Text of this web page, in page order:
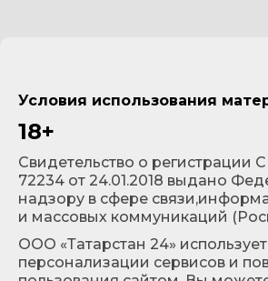
Условия использования
18+
Cвидетельство о
72234 от 24.01.2018 выдано
надзору в сфере
и массовых коммуникаций
ООО «Татарстан 24»
персонализации сервисов и